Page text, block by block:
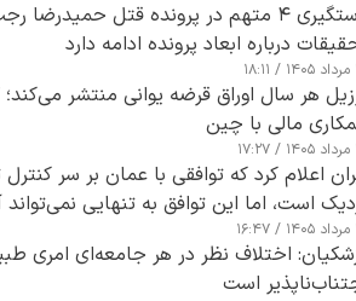
دستگیری ۴ متهم در پرونده قتل حمیدرضا
درباره ابعاد پرونده ادامه دارد
هر سال اوراق قرضه یوانی منتشر
مالی با چین
اعلام کرد که توافقی با عمان بر سر
است، اما این توافق به تنهایی نمی‌تواند
اختلاف نظر در هر جامعه‌ای امری
است